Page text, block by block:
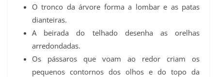
O tronco da árvore forma a lombar e as patas
dianteiras.
A beirada do telhado desenha as orelhas
arredondadas.
Os pássaros que voam ao redor criam os
pequenos contornos dos olhos e do topo da